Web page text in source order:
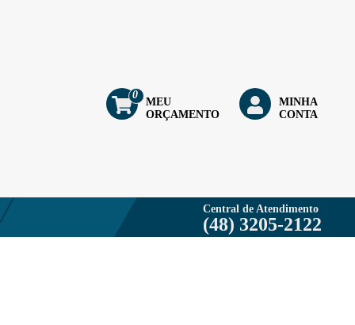
MEU
ORÇAMENTO
0
MINHA
CONTA
Central de Atendimento
(48) 3205-2122